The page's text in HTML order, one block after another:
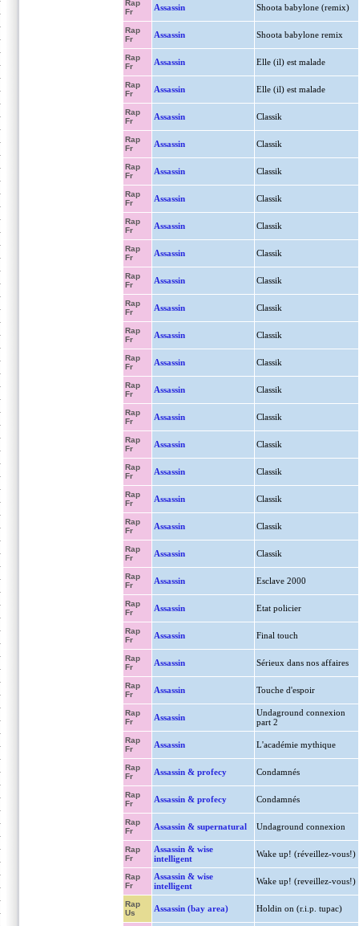
Rap
Fr
Assassin Shoota babylone (remix)
Rap
Fr
Assassin Shoota babylone remix
Rap
Fr
Assassin Elle (il) est malade
Rap
Fr
Assassin Elle (il) est malade
Rap
Fr
Assassin Classik
Rap
Fr
Assassin Classik
Rap
Fr
Assassin Classik
Rap
Fr
Assassin Classik
Rap
Fr
Assassin Classik
Rap
Fr
Assassin Classik
Rap
Fr
Assassin Classik
Rap
Fr
Assassin Classik
Rap
Fr
Assassin Classik
Rap
Fr
Assassin Classik
Rap
Fr
Assassin Classik
Rap
Fr
Assassin Classik
Rap
Fr
Assassin Classik
Rap
Fr
Assassin Classik
Rap
Fr
Assassin Classik
Rap
Fr
Assassin Classik
Rap
Fr
Assassin Classik
Rap
Fr
Assassin Esclave 2000
Rap
Fr
Assassin Etat policier
Rap
Fr
Assassin Final touch
Rap
Fr
Assassin Sérieux dans nos affaires
Rap
Fr
Assassin Touche d'espoir
Rap
Fr
Assassin
Undaground connexion
part 2
Rap
Fr
Assassin L'académie mythique
Rap
Fr
Assassin & profecy Condamnés
Rap
Fr
Assassin & profecy Condamnés
Rap
Fr
Assassin & supernatural Undaground connexion
Rap
Fr
Assassin & wise
intelligent
Wake up! (réveillez-vous!)
Rap
Fr
Assassin & wise
intelligent
Wake up! (reveillez-vous!)
Rap
Us
Assassin (bay area) Holdin on (r.i.p. tupac)